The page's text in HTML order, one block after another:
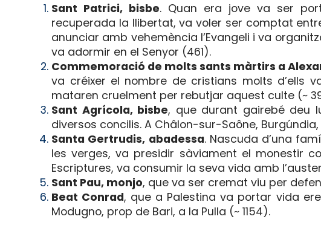
Sant Patrici, bisbe. Quan era jove va ser
recuperada la llibertat, va voler ser comptat
anunciar amb vehemència l’Evangeli i va
va adormir en el Senyor (461).
Commemoració de molts sants màrtirs a
va créixer el nombre de cristians molts d’ells
mataren cruelment per rebutjar aquest culte (~
Sant Agrícola, bisbe, que durant gairebé deu
diversos concilis. A Châlon-sur-Saône, Burgúndia,
Santa Gertrudis, abadessa. Nascuda d’una
les verges, va presidir sàviament el monestir
Escriptures, va consumir la seva vida amb
Sant Pau, monjo, que va ser cremat viu per
Beat Conrad, que a Palestina va portar vida
Modugno, prop de Bari, a la Pulla (~ 1154).